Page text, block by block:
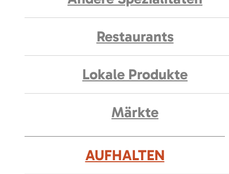
Restaurants
Lokale Produkte
Märkte
AUFHALTEN